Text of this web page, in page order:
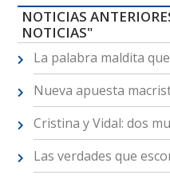
NOTICIAS
NOTICIAS"
La palabra maldita
Nueva apuesta
Cristina y Vidal: dos
Las verdades que